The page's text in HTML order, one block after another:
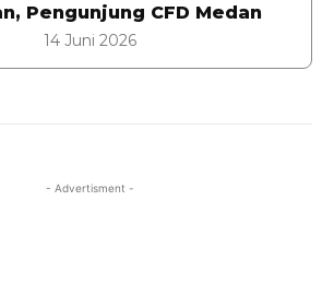
Pengunjung CFD Medan
14 Juni 2026
- Advertisment -